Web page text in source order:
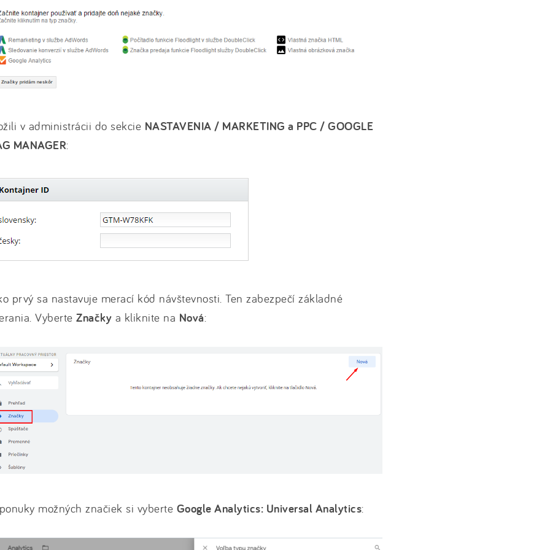
v administrácii do sekcie NASTAVENIA / MARKETING a PPC / GOOGLE
MANAGER:
prvý sa nastavuje merací kód návštevnosti. Ten zabezpečí základné
VyberteZnačky a kliknite na Nová:
možných značiek si vyberte Google Analytics: Universal Analytics: